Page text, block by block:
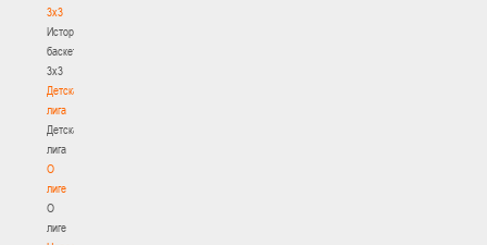
3х3
История
баскетбола
3х3
Детская
лига
Детская
лига
О
лиге
О
лиге